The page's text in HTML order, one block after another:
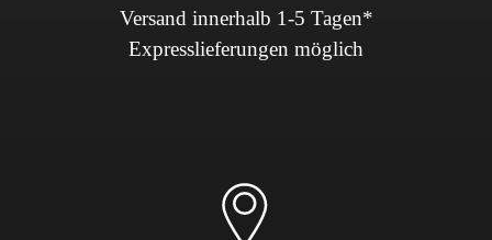
Versand innerhalb 1-5 Tagen*
Expresslieferungen möglich